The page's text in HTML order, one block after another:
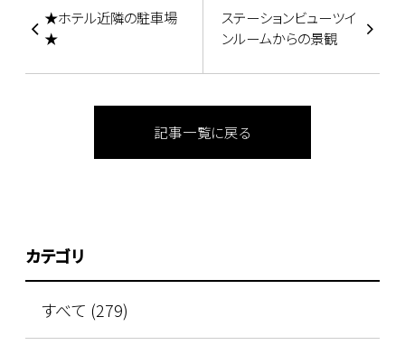
★ホテル近隣の駐車場
★
ステーションビューツイ
ンルームからの景観
記事一覧に戻る
カテゴリ
すべて (279)